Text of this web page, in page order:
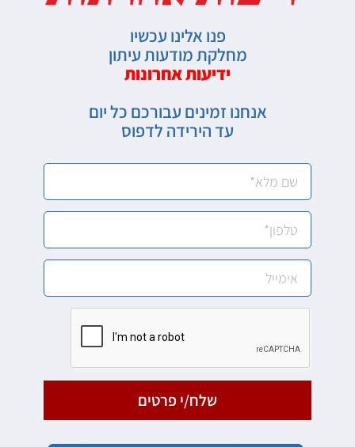
פנו אלינו עכשיו
מחלקת מודעות עיתון
ידיעות אחרונות
אנחנו זמינים עבורכם כל יום
עד הירידה לדפוס
שלח/י פרטים